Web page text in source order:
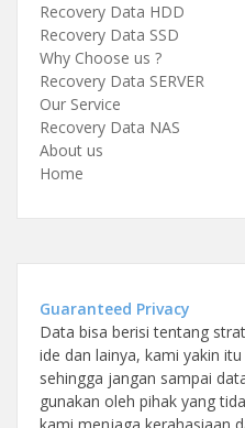
Recovery Data HDD
Recovery Data SSD
Why Choose us ?
Recovery Data SERVER
Our Service
Recovery Data NAS
About us
Home
Guaranteed Privacy
Data bisa berisi tentang
ide dan lainya, kami yakin
sehingga jangan sampai
gunakan oleh pihak yang